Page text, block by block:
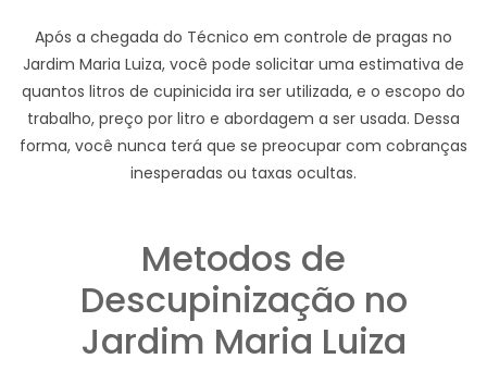
Após a chegada do Técnico em controle de pragas no
Jardim Maria Luiza, você pode solicitar uma estimativa de
quantos litros de cupinicida ira ser utilizada, e o escopo do
trabalho, preço por litro e abordagem a ser usada. Dessa
forma, você nunca terá que se preocupar com cobranças
inesperadas ou taxas ocultas.
Metodos de
Descupinização no
Jardim Maria Luiza